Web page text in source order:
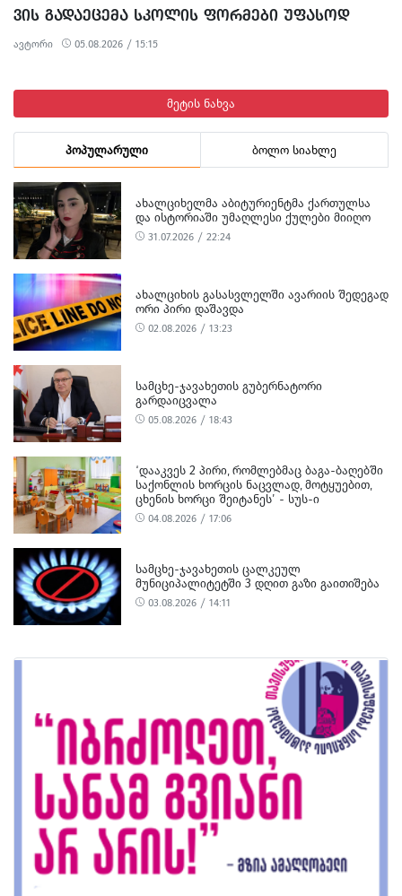
ᲕᲘᲡ ᲒᲐᲓᲐᲔᲪᲔᲛᲐ ᲡᲙᲝᲚᲘᲡ ᲤᲝᲠᲛᲔᲑᲘ ᲣᲤᲐᲡᲝᲓ
ავტორი 05.08.2026 / 15:15
მეტის ნახვა
პოპულარული ბოლო სიახლე
ᲐᲮᲐᲚᲪᲘᲮᲔᲚᲛᲐ ᲐᲑᲘᲢᲣᲠᲘᲔᲜᲢᲛᲐ ᲥᲐᲠᲗᲣᲚᲡᲐ
ᲓᲐ ᲘᲡᲢᲝᲠᲘᲐᲨᲘ ᲣᲛᲐᲦᲚᲔᲡᲘ ᲥᲣᲚᲔᲑᲘ ᲛᲘᲘᲦᲝ
31.07.2026 / 22:24
ᲐᲮᲐᲚᲪᲘᲮᲘᲡ ᲒᲐᲡᲐᲡᲕᲚᲔᲚᲨᲘ ᲐᲕᲐᲠᲘᲘᲡ ᲨᲔᲓᲔᲒᲐᲓ
ᲝᲠᲘ ᲞᲘᲠᲘ ᲓᲐᲨᲐᲕᲓᲐ
02.08.2026 / 13:23
ᲡᲐᲛᲪᲮᲔ-ᲯᲐᲕᲐᲮᲔᲗᲘᲡ ᲒᲣᲑᲔᲠᲜᲐᲢᲝᲠᲘ
ᲒᲐᲠᲓᲐᲘᲪᲕᲐᲚᲐ
05.08.2026 / 18:43
‘ᲓᲐᲐᲙᲕᲔᲡ 2 ᲞᲘᲠᲘ, ᲠᲝᲛᲚᲔᲑᲛᲐᲪ ᲑᲐᲒᲐ-ᲑᲐᲦᲔᲑᲨᲘ
ᲡᲐᲥᲝᲜᲚᲘᲡ ᲮᲝᲠᲪᲘᲡ ᲜᲐᲪᲕᲚᲐᲓ, ᲛᲝᲢᲧᲣᲔᲑᲘᲗ,
ᲪᲮᲔᲜᲘᲡ ᲮᲝᲠᲪᲘ ᲨᲔᲘᲢᲐᲜᲔᲡ’ - ᲡᲣᲡ-Ი
04.08.2026 / 17:06
ᲡᲐᲛᲪᲮᲔ-ᲯᲐᲕᲐᲮᲔᲗᲘᲡ ᲪᲐᲚᲙᲔᲣᲚ
ᲛᲣᲜᲘᲪᲘᲞᲐᲚᲘᲢᲔᲢᲨᲘ 3 ᲓᲦᲘᲗ ᲒᲐᲖᲘ ᲒᲐᲘᲗᲘᲨᲔᲑᲐ
03.08.2026 / 14:11